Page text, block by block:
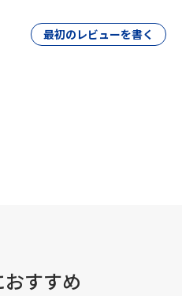
最初のレビューを書く
すすめ